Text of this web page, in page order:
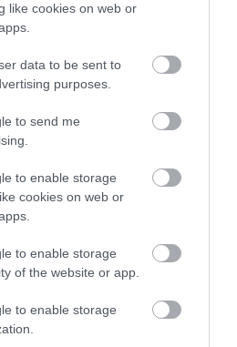
like cookies on web or
data to be sent to
purposes.
to send me
to enable storage
cookies on web or
to enable storage
of the website or app.
to enable storage
ÜTEMBEN DOLGOZNAK A 25-
EGERBEN
augusztus 07|Eger ügye
SZARVASKŐNÉL: ŐSHONOS
HALAKAT MENTETT...